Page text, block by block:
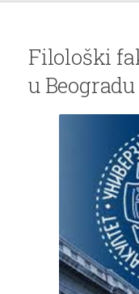
Filološki
u Beogradu